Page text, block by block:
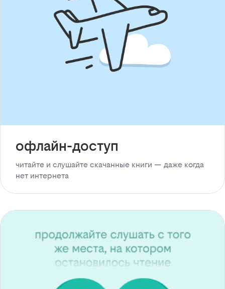
офлайн-доступ
читайте и слушайте скачанные книги — даже когда
нет интернета